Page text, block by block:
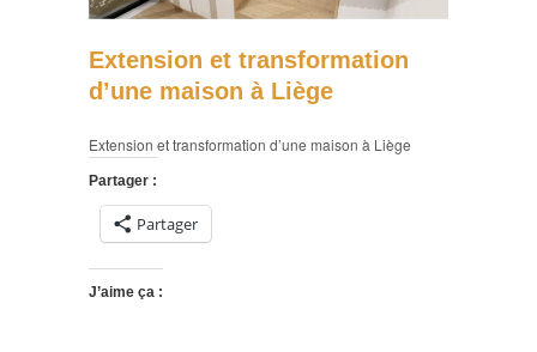
Extension et transformation
d’une maison à Liège
Extension et transformation d’une maison à Liège
Partager :
Partager
J’aime ça :